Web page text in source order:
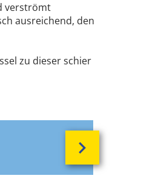
verströmt
ausreichend, den
zu dieser schier